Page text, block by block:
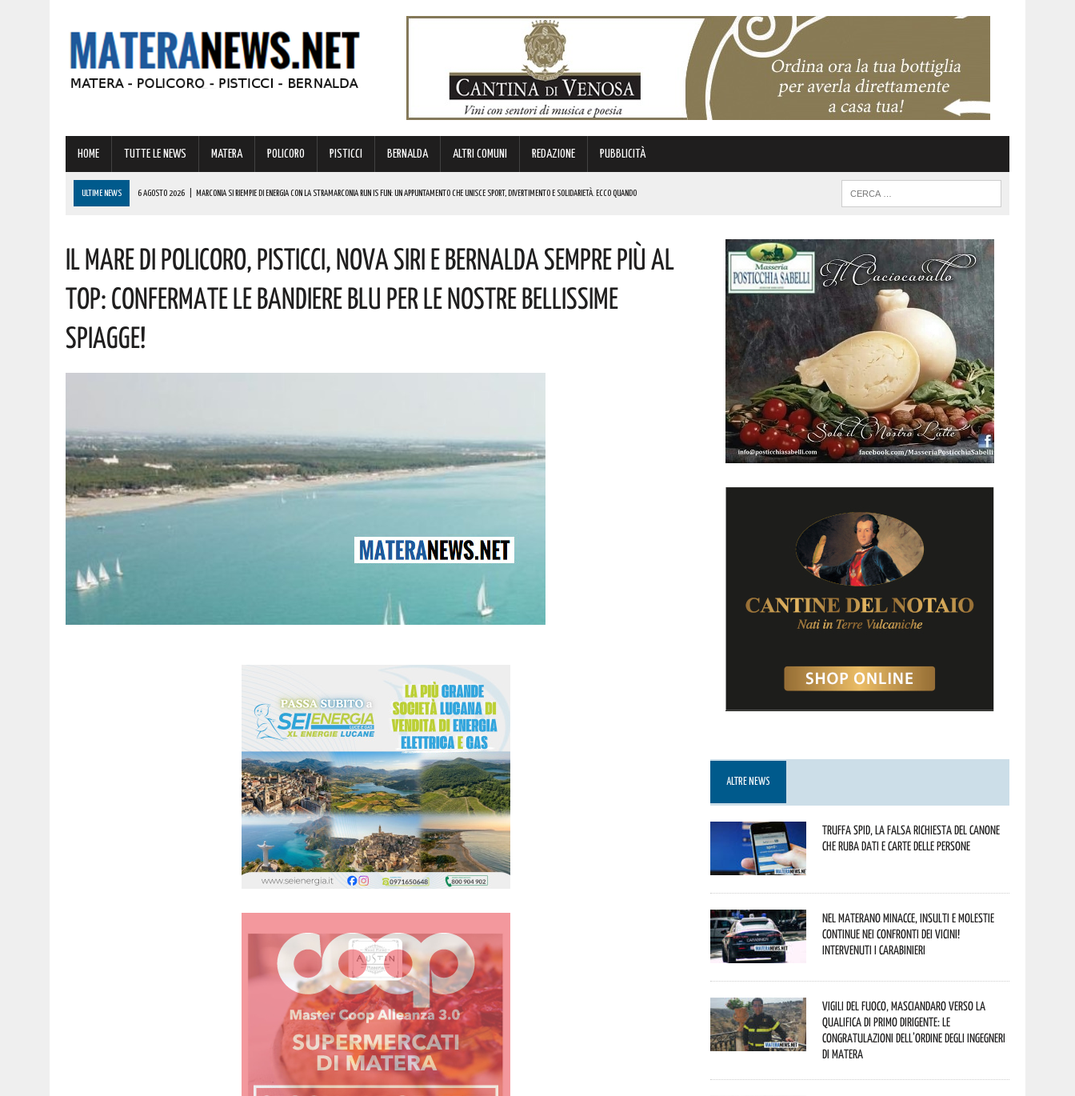
HOME TUTTE LE NEWS MATERA POLICORO PISTICCI BERNALDA ALTRI COMUNI REDAZIONE PUBBLICITÀ
ULTIME NEWS 6 AGOSTO 2026 MARCONIA SI RIEMPIE DI ENERGIA CON LA STRAMARCONIA RUN IS FUN: UN APPUNTAMENTO CHE UNISCE SPORT, DIVERTIMENTO E SOLIDARIETÀ. ECCO QUANDO
6 AGOSTO 2026 | VALSINNI CELEBRA LA POETESSA ISABELLA MORRA CON DUE SPETTACOLI TEATRALI! ECCO LE DATE
6 AGOSTO 2026 A FERRANDINA NUOVE ROTONDE E SPARTITRAFFICO PER MIGLIORARE IL DECORO URBANO E LA SICUREZZA. QUESTI GLI INTERVENTI IN CORSO
Il Mare Di Policoro, Pisticci, Nova Siri E Bernalda Sempre Più Al
Top: Confermate Le Bandiere Blu Per Le Nostre Bellissime
Spiagge!
ALTRE NEWS
Truffa Spid, la falsa richiesta del canone
che ruba dati e carte delle persone
Nel materano minacce, insulti e molestie
continue nei confronti dei vicini!
Intervenuti i Carabinieri
Vigili del Fuoco, Masciandaro verso la
qualifica di Primo Dirigente: le
congratulazioni dell’Ordine degli Ingegneri
di Matera